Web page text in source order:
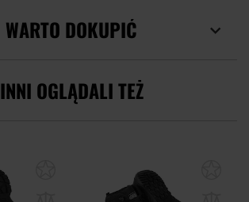
WARTO DOKUPIĆ
INNI OGLĄDALI TEŻ